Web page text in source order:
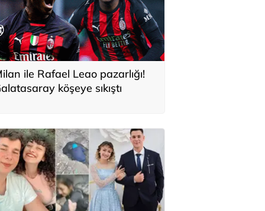
ile Rafael Leao pazarlığı!
köşeye sıkıştı